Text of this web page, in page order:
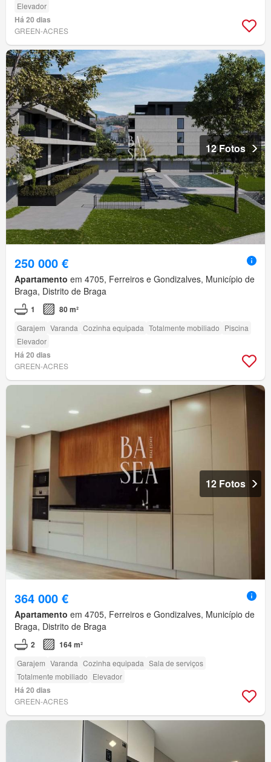
Elevador
Há 20 dias
GREEN-ACRES
12 Fotos
250 000 €
Apartamento em 4705, Ferreiros e Gondizalves, Município de
Braga, Distrito de Braga
1 80 m²
Garajem Varanda Cozinha equipada Totalmente mobiliado Piscina
Elevador
Há 20 dias
GREEN-ACRES
12 Fotos
364 000 €
Apartamento em 4705, Ferreiros e Gondizalves, Município de
Braga, Distrito de Braga
2 164 m²
Garajem Varanda Cozinha equipada Sala de serviços
Totalmente mobiliado Elevador
Há 20 dias
GREEN-ACRES